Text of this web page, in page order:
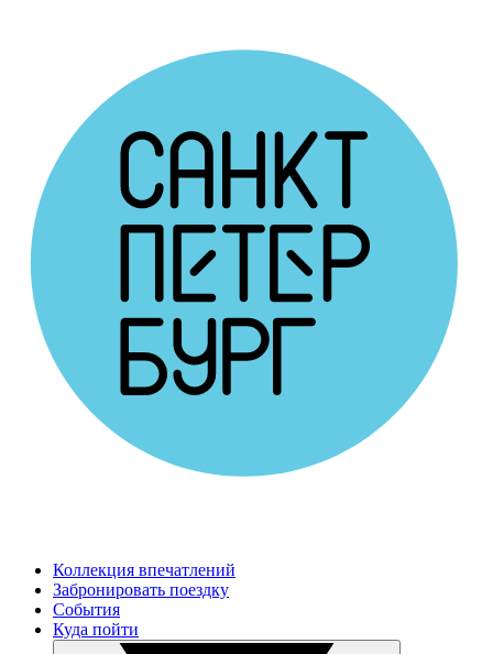
Коллекция впечатлений
Забронировать поездку
События
Куда пойти